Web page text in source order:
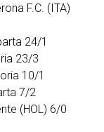
F.C. (ITA)
24/1
23/3
10/1
7/2
(HOL) 6/0